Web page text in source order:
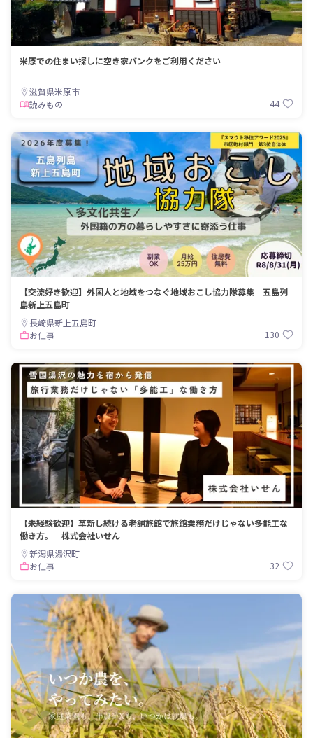
米原での住まい探しに空き家バンクをご利用ください
滋賀県米原市
読みもの
44
【交流好き歓迎】外国人と地域をつなぐ地域おこし協力隊募集｜五島列
島新上五島町
長崎県新上五島町
お仕事
130
【未経験歓迎】革新し続ける老舗旅館で旅館業務だけじゃない多能工な
働き方。 株式会社いせん
新潟県湯沢町
お仕事
32